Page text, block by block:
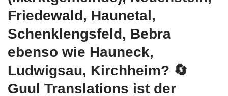
Friedewald, Haunetal,
Schenklengsfeld, Bebra
ebenso wie Hauneck,
Ludwigsau, Kirchheim? 🔄
Guul Translations ist der